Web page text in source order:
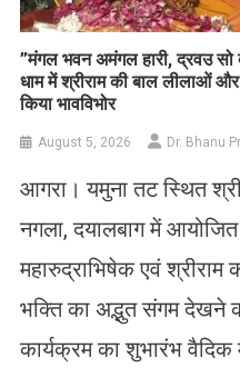
​”मंगल भवन अमंगल हारी, द्रवउ सो
धाम में श्रीराम की बाल लीलाओं
किया भावविभोर
August 5, 2026 Dr. Bhanu
आगरा। यमुना तट स्थित
नगला, दयालबाग में आयोजित
महारुद्राभिषेक एवं
भक्ति का अद्भुत संगम देखने
कार्यक्रम का शुभारंभ वैदिक